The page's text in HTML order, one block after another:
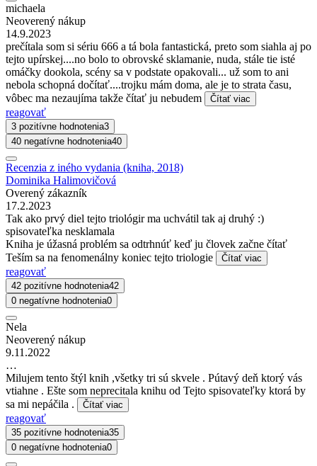
michaela
Neoverený nákup
14.9.2023
prečítala som si sériu 666 a tá bola fantastická, preto som siahla aj po
tejto upírskej....no bolo to obrovské sklamanie, nuda, stále tie isté
omáčky dookola, scény sa v podstate opakovali... už som to ani
nebola schopná dočítať....trojku mám doma, ale je to strata času,
vôbec ma nezaujíma takže čítať ju nebudem
Čítať viac
reagovať
3 pozitívne hodnotenia3
40 negatívne hodnotenia40
Recenzia z iného vydania (kniha, 2018)
Dominika Halimovičová
Overený zákazník
17.2.2023
Tak ako prvý diel tejto triológir ma uchvátil tak aj druhý :)
spisovateľka nesklamala
Kniha je úžasná problém sa odtrhnúť keď ju človek začne čítať
Teším sa na fenomenálny koniec tejto triologie
Čítať viac
reagovať
42 pozitívne hodnotenia42
0 negatívne hodnotenia0
Nela
Neoverený nákup
9.11.2022
…
Milujem tento štýl knih ,všetky tri sú skvele . Pútavý deň ktorý vás
vtiahne . Ešte som neprecitala knihu od Tejto spisovateľky ktorá by
sa mi nepáčila .
Čítať viac
reagovať
35 pozitívne hodnotenia35
0 negatívne hodnotenia0